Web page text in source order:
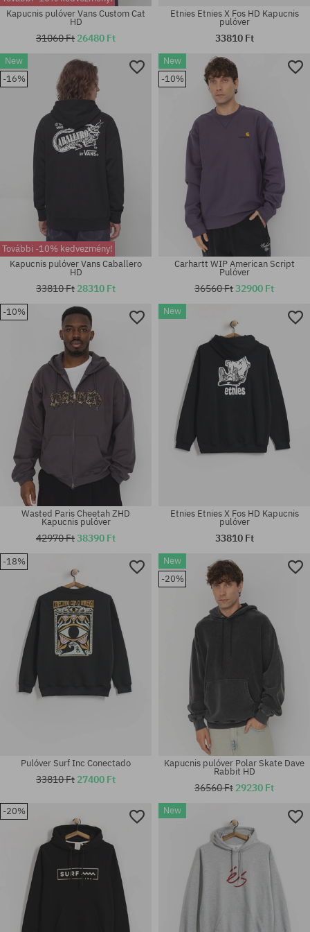
Elérhető méretek:
M; L; XL; XXL
Elérhető méretek:
M
Elérhető méretek:
Kapucnis pulóver Vans Custom Cat
HD
31060 Ft 26480 Ft
Elérhető méretek:
Etnies Etnies X Fos HD Kapucnis
pulóver
33810 Ft
New
-16%
Elérhető méretek:
További -10% kedvezmény!
Kapucnis pulóver Vans Caballero
HD
33810 Ft 28310 Ft
New
-10%
Elérhető méretek:
M; L; XL
Carhartt WIP American Script
Pulóver
36560 Ft32900 Ft
-10%
Elérhető méretek:
Wasted Paris Cheetah ZHD
Kapucnis pulóver
42970 Ft38390 Ft
New
Elérhető méretek:
Etnies Etnies X Fos HD Kapucnis
pulóver
33810 Ft
-18%
Pulóver Surf Inc Conectado
33810 Ft 27400 Ft
New
-20%
Kapucnis pulóver Polar Skate Dave
Rabbit HD
36560 Ft 29230 Ft
-20% New